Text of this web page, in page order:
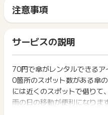
1.広告クリック
2.インストール後、起動
3.無料登録
4.ログイン
5.決済方法の登録を行う
6.アプリ内ホームのタブにて
7.借りるを押す
8.利用地域の選択
9.QRコードの読み込み
10.初回利用完了
サイトに移動してからお申し
間に、同じブラウザ（※）で
ト獲得ができません。
「 アプリインストールでポ
サービス・お買い物利用時で
合はポイント獲得ができませ
2回以上同じお買い物・サー
ポイントタウンに戻り、「 ア
」ボタンを押してからご利用
下記の事項に該当する場合、
注意事項
ポイントの獲得の対象とな
ります。
一部のサービスにつきまし
は切り捨てとなります。
ポイント獲得が1ポイント未
ント履歴には記載されません
原則として広告主側のポイン
につきましては、ポイントタ
サービスの説明
70円で傘がレンタルできる
0箇所のスポット数がある傘
には近くのスポットで借りて
雨の日の移動が便利になりま